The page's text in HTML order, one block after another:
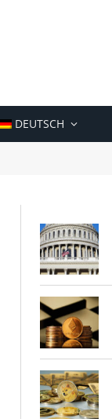
DEUTSCH